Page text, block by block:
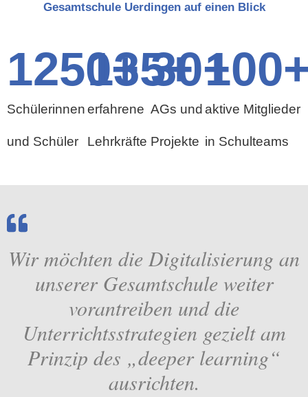
Gesamtschule Uerdingen auf einen Blick
Schülerinnen
und Schüler
1250+
erfahrene
Lehrkräfte
135+
AGs und
Projekte
30+
aktive Mitglieder
in Schulteams
100
Wir möchten die Digitalisierung an
unserer Gesamtschule weiter
vorantreiben und die
Unterrichtsstrategien gezielt am
Prinzip des „deeper learning“
ausrichten.